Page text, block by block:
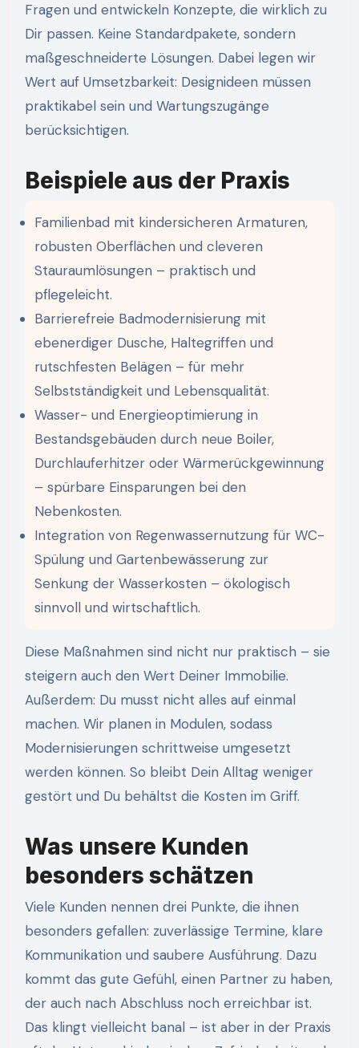
Fragen und entwickeln Konzepte, die wirklich zu
Dir passen. Keine Standardpakete, sondern
maßgeschneiderte Lösungen. Dabei legen wir
Wert auf Umsetzbarkeit: Designideen müssen
praktikabel sein und Wartungszugänge
berücksichtigen.
Beispiele aus der Praxis
Familienbad mit kindersicheren Armaturen,
robusten Oberflächen und cleveren
Stauraumlösungen – praktisch und
pflegeleicht.
Barrierefreie Badmodernisierung mit
ebenerdiger Dusche, Haltegriffen und
rutschfesten Belägen – für mehr
Selbstständigkeit und Lebensqualität.
Wasser- und Energieoptimierung in
Bestandsgebäuden durch neue Boiler,
Durchlauferhitzer oder Wärmerückgewinnung
– spürbare Einsparungen bei den
Nebenkosten.
Integration von Regenwassernutzung für WC-
Spülung und Gartenbewässerung zur
Senkung der Wasserkosten – ökologisch
sinnvoll und wirtschaftlich.
Diese Maßnahmen sind nicht nur praktisch – sie
steigern auch den Wert Deiner Immobilie.
Außerdem: Du musst nicht alles auf einmal
machen. Wir planen in Modulen, sodass
Modernisierungen schrittweise umgesetzt
werden können. So bleibt Dein Alltag weniger
gestört und Du behältst die Kosten im Griff.
Was unsere Kunden
besonders schätzen
Viele Kunden nennen drei Punkte, die ihnen
besonders gefallen: zuverlässige Termine, klare
Kommunikation und saubere Ausführung. Dazu
kommt das gute Gefühl, einen Partner zu haben,
der auch nach Abschluss noch erreichbar ist.
Das klingt vielleicht banal – ist aber in der Praxis